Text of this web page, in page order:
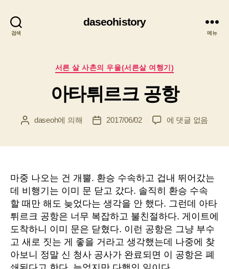
검색
daseohistory
메뉴
카
고
리
서른 살 사촌의 우울(서른살 여행기)
아타튀르크 공항
게
자
daseoh에 의해
게
2017/06/02
아
공
항
에 댓글 없음
마중 나오는 건 개뿔. 환승 수속하고 겁내 뛰어갔는
데 비행기는 이미 문 닫고 갔다. 솔직히 환승 수속
할 때만 해도 늦었다는 생각을 안 했다. 그런데 아타
튀르크 공항은 너무 복잡하고 불친절하다. 게이트에
도착하니 이미 문은 닫혔다. 이런 공항은 그냥 부수
고 새로 짓는 게 좋을 거라고 생각했는데 나중에 찾
아보니 정말 신 청사 공사가 완료되면 이 공항은 폐